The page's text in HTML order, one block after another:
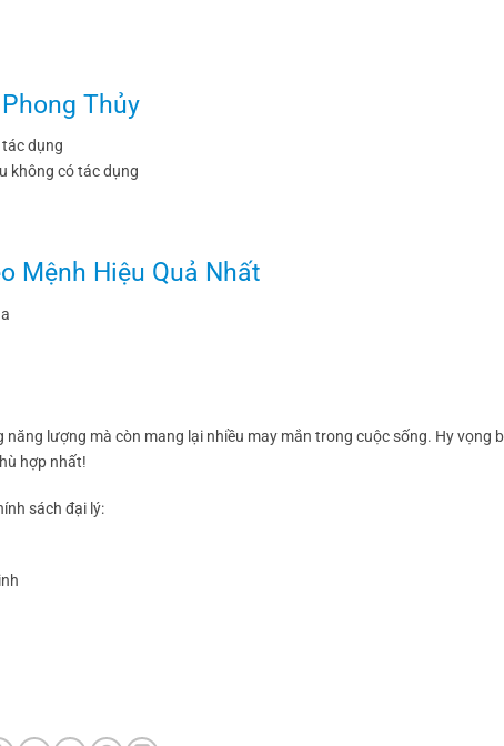
Thủy
dụng
không có tác dụng
Mệnh Hiệu Quả Nhất
lượng mà còn mang lại nhiều may mắn trong cuộc sống. Hy vọng
hợp nhất!
sách đại lý: